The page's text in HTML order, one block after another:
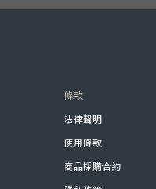
條款
法律聲明
使用條款
商品採購合約